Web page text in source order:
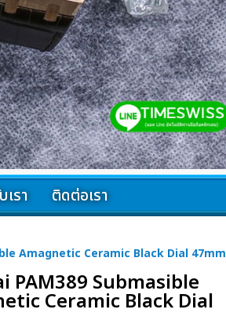
เรา ติดต่อเรา
Amagnetic Ceramic Black Dial 47mm
PAM389 Submasible
Ceramic Black Dial